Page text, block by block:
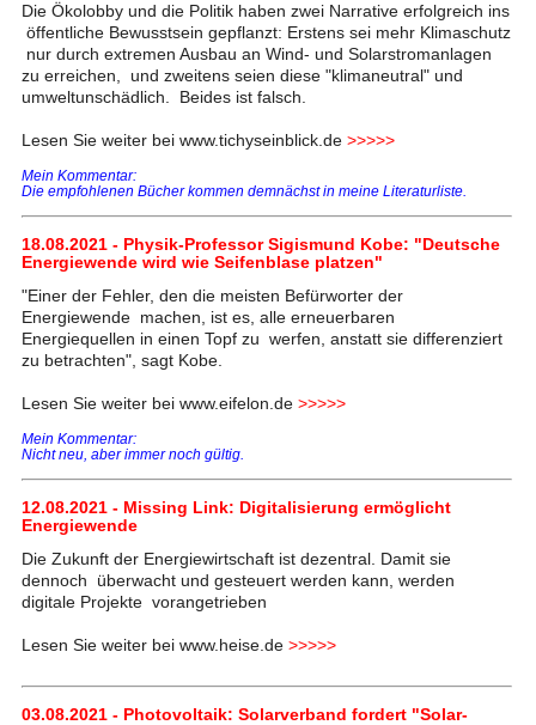
Die Ökolobby und die Politik haben zwei Narrative erfolgreich ins
öffentliche Bewusstsein gepflanzt: Erstens sei mehr Klimaschutz
nur durch extremen Ausbau an Wind- und Solarstromanlagen
zu erreichen, und zweitens seien diese "klimaneutral" und
umweltunschädlich. Beides ist falsch.
Lesen Sie weiter bei www.tichyseinblick.de >>>>>
Mein Kommentar:
Die empfohlenen Bücher kommen demnächst in meine Literaturliste.
18.08.2021 - Physik-Professor Sigismund Kobe: "Deutsche
Energiewende wird wie Seifenblase platzen"
"Einer der Fehler, den die meisten Befürworter der
Energiewende machen, ist es, alle erneuerbaren
Energiequellen in einen Topf zu werfen, anstatt sie differenziert
zu betrachten", sagt Kobe.
Lesen Sie weiter bei www.eifelon.de >>>>>
Mein Kommentar:
Nicht neu, aber immer noch gültig.
12.08.2021 - Missing Link: Digitalisierung ermöglicht
Energiewende
Die Zukunft der Energiewirtschaft ist dezentral. Damit sie
dennoch überwacht und gesteuert werden kann, werden
digitale Projekte vorangetrieben
Lesen Sie weiter bei www.heise.de >>>>>
03.08.2021 - Photovoltaik: Solarverband fordert "Solar-